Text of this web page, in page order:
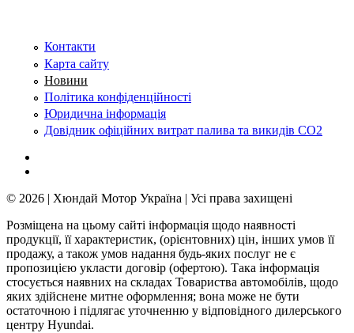
Контакти
Карта сайту
Новини
Політика конфіденційності
Юридична інформація
Довідник офіційних витрат палива та викидів СО2
© 2026 | Хюндай Мотор Україна | Усі права захищені
Розміщена на цьому сайті інформація щодо наявності
продукції, її характеристик, (орієнтовних) цін, інших умов її
продажу, а також умов надання будь-яких послуг не є
пропозицією укласти договір (офертою). Така інформація
стосується наявних на складах Товариства автомобілів, щодо
яких здійснене митне оформлення; вона може не бути
остаточною і підлягає уточненню у відповідного дилерського
центру Hyundai.